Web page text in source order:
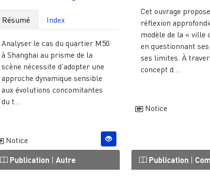
Résumé Index
Analyser le cas du quartier M50
à Shanghai au prisme de la
scène nécessite d’adopter une
approche dynamique sensible
aux évolutions concomitantes
du t...
Notice
Cet ouvrage
réflexion
modèle de la « ville
en questionnant
ses limites. À
concept d...
Notice
Publication | Autre Publication |